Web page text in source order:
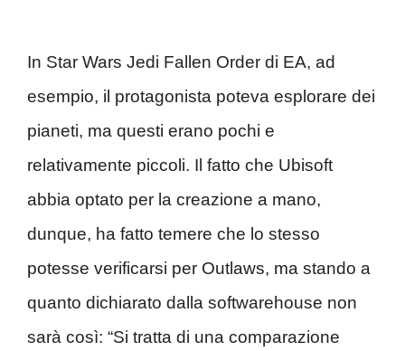
In Star Wars Jedi Fallen Order di EA, ad
esempio, il protagonista poteva esplorare dei
pianeti, ma questi erano pochi e
relativamente piccoli. Il fatto che Ubisoft
abbia optato per la creazione a mano,
dunque, ha fatto temere che lo stesso
potesse verificarsi per Outlaws, ma stando a
quanto dichiarato dalla softwarehouse non
sarà così: “Si tratta di una comparazione